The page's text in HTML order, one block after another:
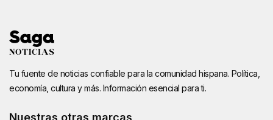
Tu fuente de noticias confiable para la comunidad hispana. Política,
economía, cultura y más. Información esencial para ti.
Nuestras otras marcas